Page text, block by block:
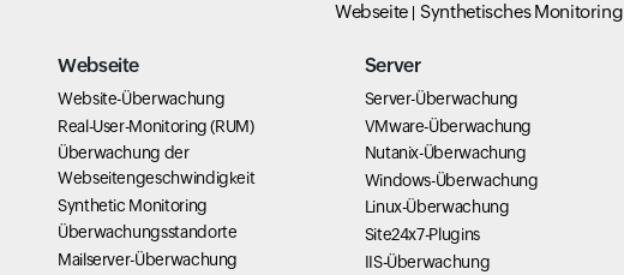
Webseite Synthetisches Monitoring
Webseite
Website-Überwachung
Real-User-Monitoring (RUM)
Überwachung der
Webseitengeschwindigkeit
Synthetic Monitoring
Überwachungsstandorte
Mailserver-Überwachung
Server
Server-Überwachung
VMware-Überwachung
Nutanix-Überwachung
Windows-Überwachung
Linux-Überwachung
Site24x7-Plugins
IIS-Überwachung